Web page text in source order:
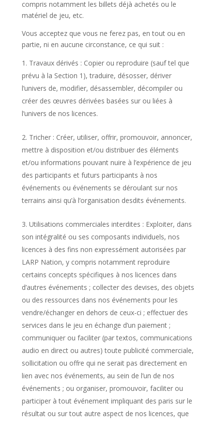
compris notamment les billets déjà achetés ou le
matériel de jeu, etc.
Vous acceptez que vous ne ferez pas, en tout ou en
partie, ni en aucune circonstance, ce qui suit :
Travaux dérivés : Copier ou reproduire (sauf tel que
prévu à la Section 1), traduire, désosser, dériver
l’univers de, modifier, désassembler, décompiler ou
créer des œuvres dérivées basées sur ou liées à
l’univers de nos licences.
Tricher : Créer, utiliser, offrir, promouvoir, annoncer,
mettre à disposition et/ou distribuer des éléments
et/ou informations pouvant nuire à l’expérience de jeu
des participants et futurs participants à nos
événements ou événements se déroulant sur nos
terrains ainsi qu’à l’organisation desdits événements.
Utilisations commerciales interdites : Exploiter, dans
son intégralité ou ses composants individuels, nos
licences à des fins non expressément autorisées par
LARP Nation, y compris notamment reproduire
certains concepts spécifiques à nos licences dans
d’autres événements ; collecter des devises, des objets
ou des ressources dans nos événements pour les
vendre/échanger en dehors de ceux-ci ; effectuer des
services dans le jeu en échange d’un paiement ;
communiquer ou faciliter (par textos, communications
audio en direct ou autres) toute publicité commerciale,
sollicitation ou offre qui ne serait pas directement en
lien avec nos événements, au sein de l’un de nos
événements ; ou organiser, promouvoir, faciliter ou
participer à tout événement impliquant des paris sur le
résultat ou sur tout autre aspect de nos licences, que